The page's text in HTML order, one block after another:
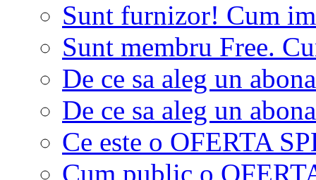
Sunt furnizor! Cum
Sunt membru Free.
De ce sa aleg un
De ce sa aleg un
Ce este o OFERTA
Cum public o